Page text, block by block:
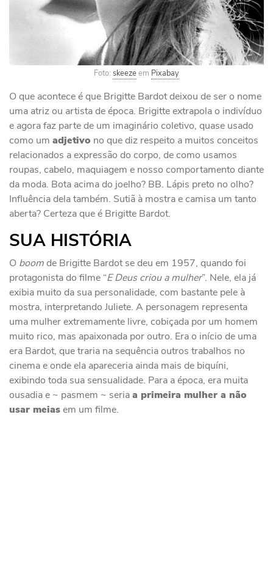
Foto: skeezeem Pixabay
O que acontece é que Brigitte Bardot deixou de ser o nome
uma atriz ou artista de época. Brigitte extrapola o indivíduo
e agora faz parte de um imaginário coletivo, quase usado
como um adjetivo no que diz respeito a muitos conceitos
relacionados a expressão do corpo, de como usamos
roupas, cabelo, maquiagem e nosso comportamento diante
da moda. Bota acima do joelho? BB. Lápis preto no olho?
Influência dela também. Sutiã à mostra e camisa um tanto
aberta? Certeza que é Brigitte Bardot.
SUA HISTÓRIA
O boomde Brigitte Bardot se deu em 1957, quando foi
protagonista do filme “E Deus criou a mulher”. Nele, ela já
exibia muito da sua personalidade, com bastante pele à
mostra, interpretando Juliete. A personagem representa
uma mulher extremamente livre, cobiçada por um homem
muito rico, mas apaixonada por outro. Era o início de uma
era Bardot, que traria na sequência outros trabalhos no
cinema e onde ela apareceria ainda mais de biquíni,
exibindo toda sua sensualidade. Para a época, era muita
ousadia e ~ pasmem ~ seriaa primeira mulher a não
usar meiasem um filme.